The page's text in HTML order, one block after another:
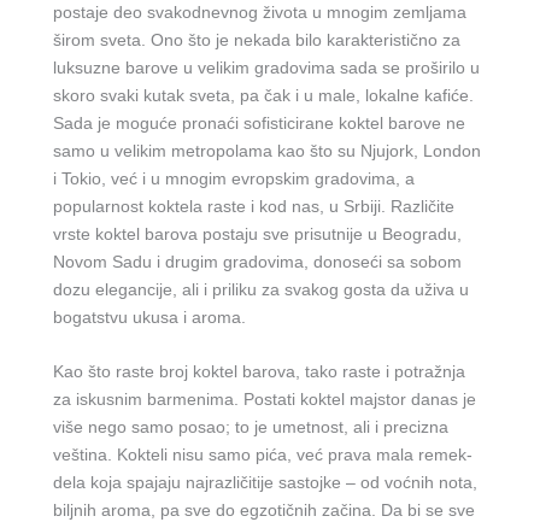
postaje deo svakodnevnog života u mnogim zemljama
širom sveta. Ono što je nekada bilo karakteristično za
luksuzne barove u velikim gradovima sada se proširilo u
skoro svaki kutak sveta, pa čak i u male, lokalne kafiće.
Sada je moguće pronaći sofisticirane koktel barove ne
samo u velikim metropolama kao što su Njujork, London
i Tokio, već i u mnogim evropskim gradovima, a
popularnost koktela raste i kod nas, u Srbiji. Različite
vrste koktel barova postaju sve prisutnije u Beogradu,
Novom Sadu i drugim gradovima, donoseći sa sobom
dozu elegancije, ali i priliku za svakog gosta da uživa u
bogatstvu ukusa i aroma.
Kao što raste broj koktel barova, tako raste i potražnja
za iskusnim barmenima. Postati koktel majstor danas je
više nego samo posao; to je umetnost, ali i precizna
veština. Kokteli nisu samo pića, već prava mala remek-
dela koja spajaju najrazličitije sastojke – od voćnih nota,
biljnih aroma, pa sve do egzotičnih začina. Da bi se sve